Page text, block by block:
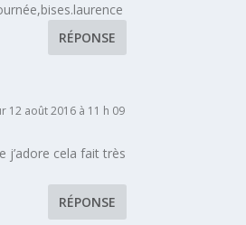
RÉPONSE
12 août 2016 à 11 h 09
j’adore cela fait très
RÉPONSE